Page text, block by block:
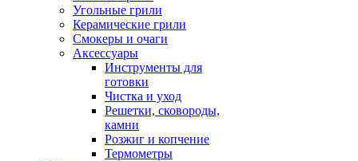
Угольные грили
Керамические грили
Смокеры и очаги
Аксессуары
Инструменты для
готовки
Чистка и уход
Решетки, сковороды,
камни
Розжиг и копчение
Термометры